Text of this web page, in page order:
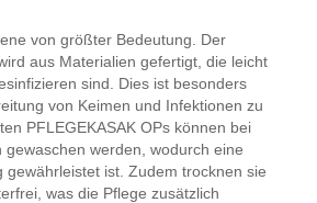
von größter Bedeutung. Der
aus Materialien gefertigt, die leicht
sind. Dies ist besonders
von Keimen und Infektionen zu
PFLEGEKASAK OPs können bei
gewaschen werden, wodurch eine
gewährleistet ist. Zudem trocknen sie
was die Pflege zusätzlich